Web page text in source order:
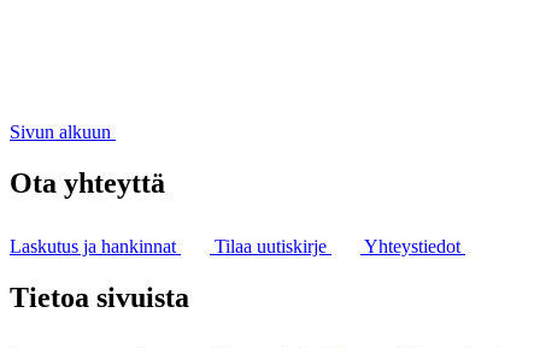
Sivun alkuun
Ota yhteyttä
Laskutus ja hankinnat Tilaa uutiskirje Yhteystiedot
Tietoa sivuista